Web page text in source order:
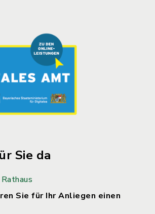
Sie da
Sie für Ihr Anliegen einen